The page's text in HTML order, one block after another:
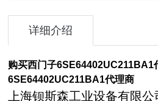
详细介绍
购买西门子6SE64402UC211BA1
6SE64402UC211BA1代理商
上海钡斯森工业设备有限公